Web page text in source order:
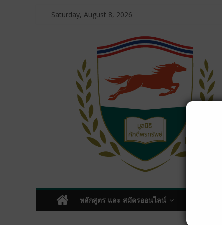
Saturday, August 8, 2026
หลักสูตร และ สมัครออนไลน์